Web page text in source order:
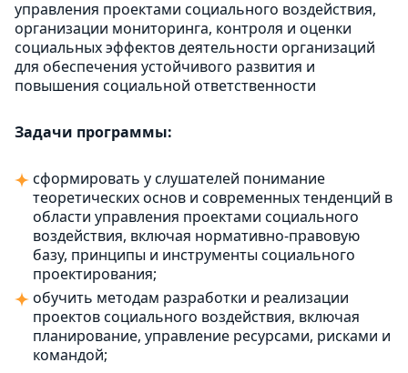
управления проектами социального воздействия,
организации мониторинга, контроля и оценки
социальных эффектов деятельности организаций
для обеспечения устойчивого развития и
повышения социальной ответственности
Задачи программы:
сформировать у слушателей понимание
теоретических основ и современных тенденций в
области управления проектами социального
воздействия, включая нормативно-правовую
базу, принципы и инструменты социального
проектирования;
обучить методам разработки и реализации
проектов социального воздействия, включая
планирование, управление ресурсами, рисками и
командой;